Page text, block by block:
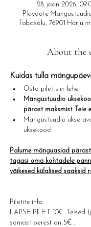
28. jaan 2026,
Playdate
Tabasalu, 76901 Harju
About the
Kuidas tulla
Osta pilet siin lehel
Mängustuudio
pärast maksmist Teie
Mängustuudio ukse
uksekood
Palume mänguasjad
tagasi oma kohtadele
väikesed külalised saaksid
Piletite info:
LAPSE PILET 10€. Teised
samast perest on 5€ .